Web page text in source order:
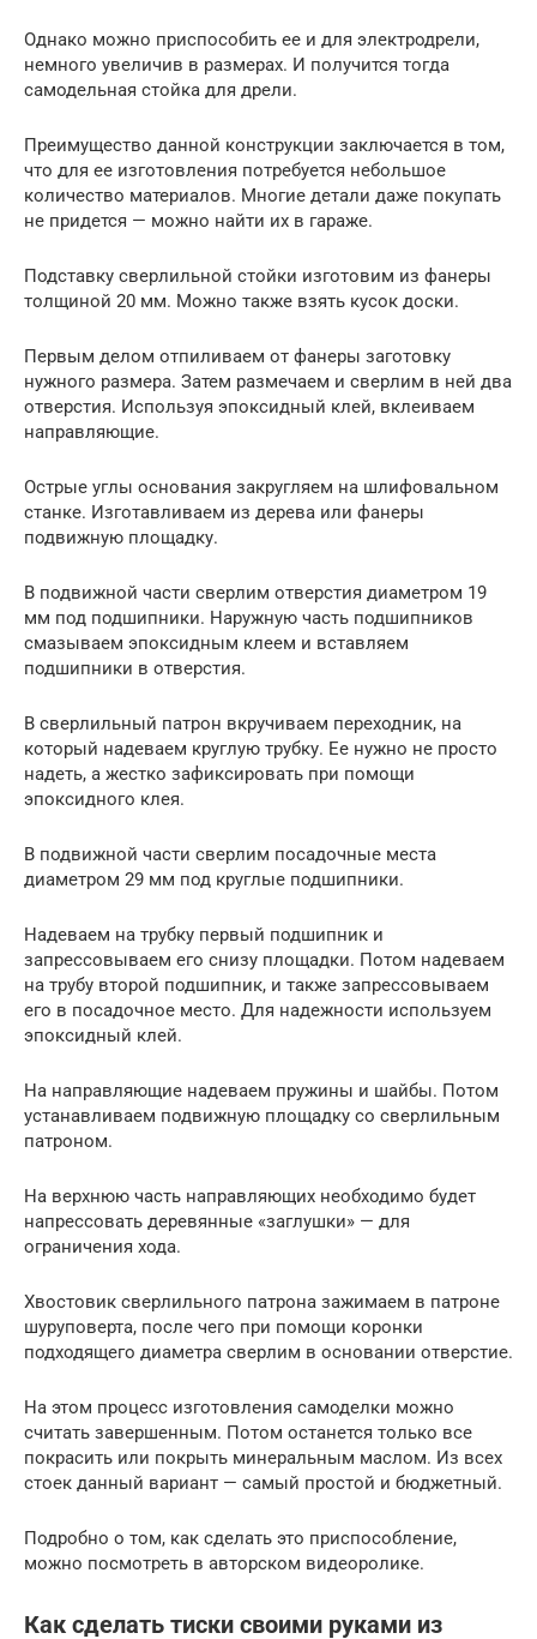
Однако можно приспособить ее и для электродрели,
немного увеличив в размерах. И получится тогда
самодельная стойка для дрели.
Преимущество данной конструкции заключается в том,
что для ее изготовления потребуется небольшое
количество материалов. Многие детали даже покупать
не придется — можно найти их в гараже.
Подставку сверлильной стойки изготовим из фанеры
толщиной 20 мм. Можно также взять кусок доски.
Первым делом отпиливаем от фанеры заготовку
нужного размера. Затем размечаем и сверлим в ней два
отверстия. Используя эпоксидный клей, вклеиваем
направляющие.
Острые углы основания закругляем на шлифовальном
станке. Изготавливаем из дерева или фанеры
подвижную площадку.
В подвижной части сверлим отверстия диаметром 19
мм под подшипники. Наружную часть подшипников
смазываем эпоксидным клеем и вставляем
подшипники в отверстия.
В сверлильный патрон вкручиваем переходник, на
который надеваем круглую трубку. Ее нужно не просто
надеть, а жестко зафиксировать при помощи
эпоксидного клея.
В подвижной части сверлим посадочные места
диаметром 29 мм под круглые подшипники.
Надеваем на трубку первый подшипник и
запрессовываем его снизу площадки. Потом надеваем
на трубу второй подшипник, и также запрессовываем
его в посадочное место. Для надежности используем
эпоксидный клей.
На направляющие надеваем пружины и шайбы. Потом
устанавливаем подвижную площадку со сверлильным
патроном.
На верхнюю часть направляющих необходимо будет
напрессовать деревянные «заглушки» — для
ограничения хода.
Хвостовик сверлильного патрона зажимаем в патроне
шуруповерта, после чего при помощи коронки
подходящего диаметра сверлим в основании отверстие.
На этом процесс изготовления самоделки можно
считать завершенным. Потом останется только все
покрасить или покрыть минеральным маслом. Из всех
стоек данный вариант — самый простой и бюджетный.
Подробно о том, как сделать это приспособление,
можно посмотреть в авторском видеоролике.
Как сделать тиски своими руками из